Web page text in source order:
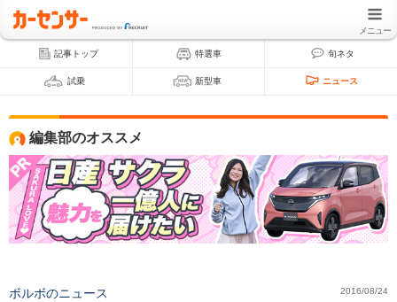
メニュー
記事トップ 特選車 旬ネタ
試乗 新型車 ニュース
編集部のオススメ
ボルボのニュース 2016/08/24